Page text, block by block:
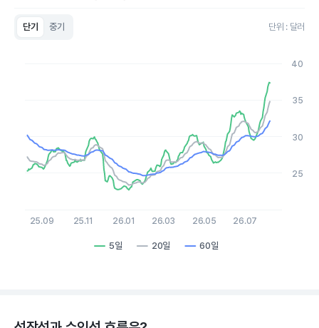
단기 중기 단위 : 달러
The chart has 1 X axis displaying Time. Data ranges from
The chart has 1 Y axis displaying values. Data ranges from
5일 20일 60일
25.09 25.11 26.01 26.03 26.05 26.07
25
30
35
40